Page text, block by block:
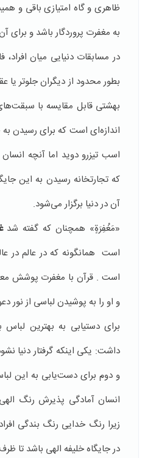
ظاهری و گاه امتیازی باقی و
به مغفرت پروردگار باشد و برای
در مسابقات دنیایی میان
بطور محدود از دیگران جلوتر
بهشتی قابل مقایسه با
اندازه‌ای است که برای رسیدن
اسب تیزرو دوید اما آنچه
که تجارتخانه رسیدن به این
آن در دنیا برگزار می‌شود.
«مَغْفِرَةٍ» همچنان که گفته شد
است همانگونه که در عالم در
است . قرآن با مغفرت پوشش
و او را به پوشیدن لباسی از نور
برای دستیابی به بهترین
داشت: یکی اینکه گرفتار دنیا
و دوم برای دست‌یابی به این
انسان آمادگی پذیرش رنگ الهی
زیرا رنگ خدایی رنگ بندگی
در جایگاه خلیفه الهی باشد تا